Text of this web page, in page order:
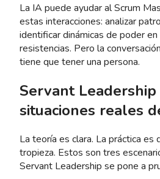
La IA puede ayudar al Scrum
estas interacciones: analizar
identificar dinámicas de poder
resistencias. Pero la
tiene que tener una persona.
Servant Leadership
situaciones reales
La teoría es clara. La práctica es
tropieza. Estos son tres
Servant Leadership se pone a